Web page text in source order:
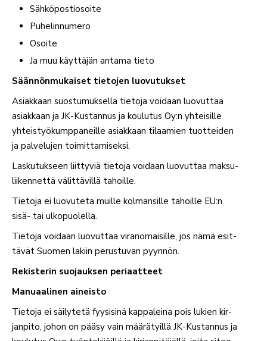
Säh­kö­pos­tio­soite
Puhe­lin­numero
Osoite
Ja muu käyt­täjän antama tieto
Sään­nön­mu­kaiset tie­tojen luovutukset
Asiakkaan suos­tu­muk­sella tietoja voidaan luo­vuttaa
asiakkaan ja JK-Kus­tannus ja kou­lutus Oy:n yhtei­sille
yhteis­työ­kump­pa­neille asiakkaan tilaamien tuot­teiden
ja pal­ve­lujen toimittamiseksi.
Las­ku­tukseen liit­tyviä tietoja voidaan luo­vuttaa mak­su­
lii­ken­nettä välit­tä­villä tahoille.
Tietoja ei luo­vuteta muille kol­man­sille tahoille EU:n
sisä- tai ulkopuolella.
Tietoja voidaan luo­vuttaa viran­omai­sille, jos nämä esit­
tävät Suomen lakiin perus­tuvan pyynnön.
Rekis­terin suo­jauksen periaatteet
Manu­aa­linen aineisto
Tietoja ei säi­lytetä fyy­sisinä kap­pa­leina pois lukien kir­
janpito, johon on pääsy vain mää­rä­tyillä JK-Kus­tannus ja